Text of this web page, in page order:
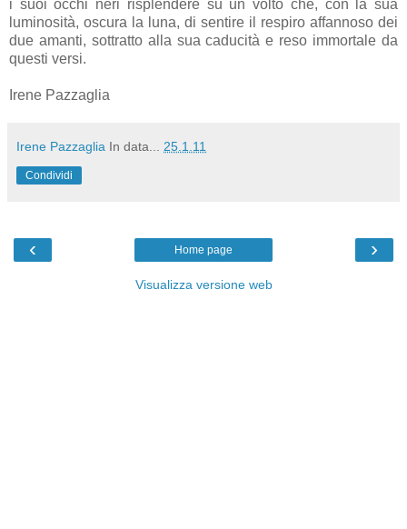
i suoi occhi neri risplendere su un volto che, con la sua
luminosità, oscura la luna, di sentire il respiro affannoso dei
due amanti, sottratto alla sua caducità e reso immortale da
questi versi.
Irene Pazzaglia
Irene Pazzaglia In data... 25.1.11
Condividi
‹ ›
Home page
Visualizza versione web